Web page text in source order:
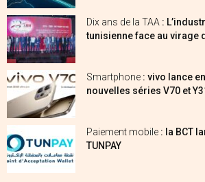
Dix ans de la TAA :
tunisienne face au virage
Smartphone : vivo lance
nouvelles séries V70 et
Paiement mobile : la BCT
TUNPAY